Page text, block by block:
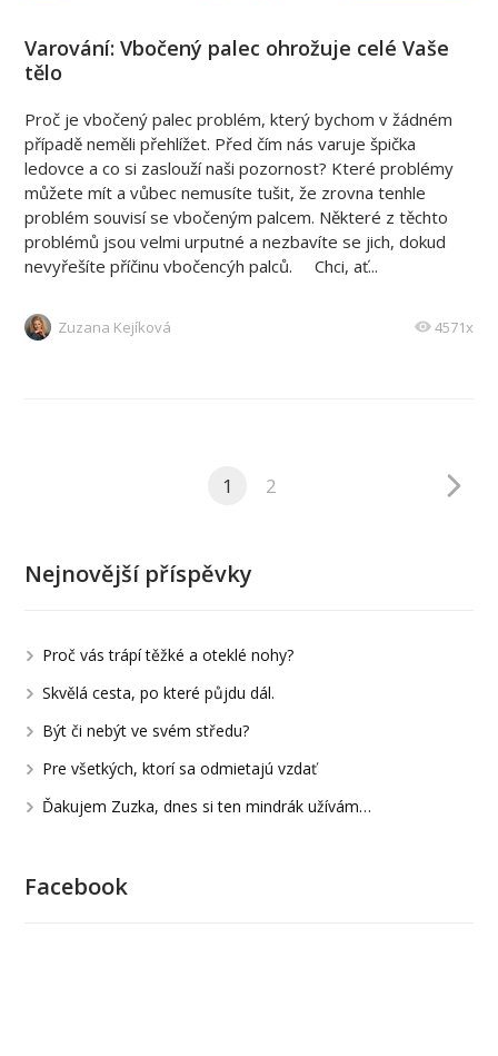
Varování: Vbočený palec ohrožuje celé Vaše
tělo
Proč je vbočený palec problém, který bychom v žádném
případě neměli přehlížet. Před čím nás varuje špička
ledovce a co si zaslouží naši pozornost? Které problémy
můžete mít a vůbec nemusíte tušit, že zrovna tenhle
problém souvisí se vbočeným palcem. Některé z těchto
problémů jsou velmi urputné a nezbavíte se jich, dokud
nevyřešíte příčinu vbočencýh palců. Chci, ať...
Zuzana Kejíková 4571x
1 2
Nejnovější příspěvky
Proč vás trápí těžké a oteklé nohy?
Skvělá cesta, po které půjdu dál.
Být či nebýt ve svém středu?
Pre všetkých, ktorí sa odmietajú vzdať
Ďakujem Zuzka, dnes si ten mindrák užívám…
Facebook